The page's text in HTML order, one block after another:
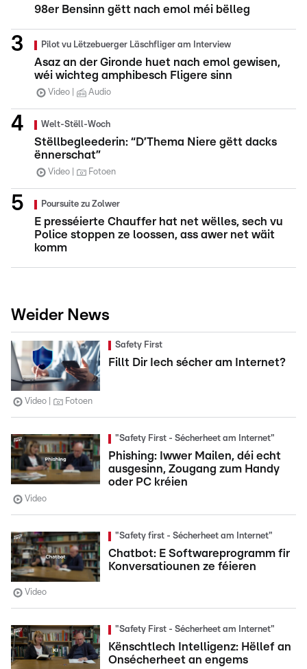
98er Bensinn gëtt nach emol méi bëlleg
Pilot vu Lëtzebuerger Läschfliger am Interview
Asaz an der Gironde huet nach emol gewisen,
wéi wichteg amphibesch Fligere sinn
Video Audio
Welt-Stëll-Woch
Stëllbegleederin: “D’Thema Niere gëtt dacks
ënnerschat”
Video Fotoen
Poursuite zu Zolwer
E presséierte Chauffer hat net wëlles, sech vu
Police stoppen ze loossen, ass awer net wäit
komm
Weider News
Safety First
Fillt Dir Iech sécher am Internet?
Video Fotoen
"Safety First - Sécherheet am Internet"
Phishing: Iwwer Mailen, déi echt
ausgesinn, Zougang zum Handy
oder PC kréien
Video
"Safety first - Sécherheet am Internet"
Chatbot: E Softwareprogramm fir
Konversatiounen ze féieren
Video
"Safety First - Sécherheet am Internet"
Kënschtlech Intelligenz: Hëllef an
Onsécherheet an engems